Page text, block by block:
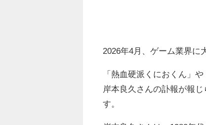
2026年4月、ゲーム業界に
「熱血硬派くにおくん」
岸本良久さんの訃報が報
す。